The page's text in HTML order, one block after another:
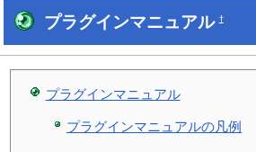
プラグインマニュアル†
プラグインマニュアル
プラグインマニュアルの凡例